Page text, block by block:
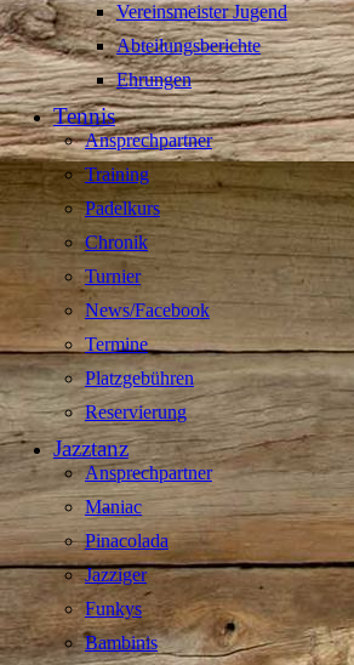
Vereinsmeister Jugend
Abteilungsberichte
Ehrungen
Tennis
Ansprechpartner
Training
Padelkurs
Chronik
Turnier
News/Facebook
Termine
Platzgebühren
Reservierung
Jazztanz
Ansprechpartner
Maniac
Pinacolada
Jazziger
Funkys
Bambinis